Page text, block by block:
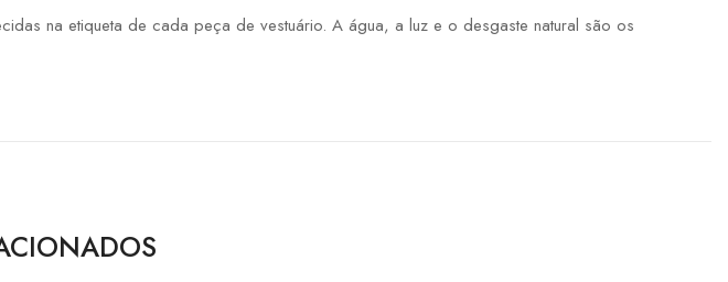
na etiqueta de cada peça de vestuário. A água, a luz e o desgaste natural são os